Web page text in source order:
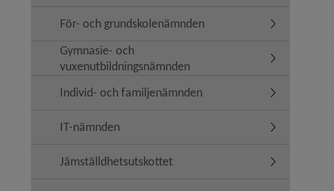
För- och grundskolenämnden Undermeny för
Gymnasie- och
vuxenutbildningsnämnden
Undermeny för
Individ- och familjenämnden Undermeny för
IT-nämnden Undermeny för
Jämställdhetsutskottet Undermeny för